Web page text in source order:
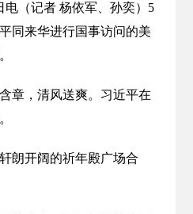
电（记者 杨依军、孙奕）5
同来华进行国事访问的美
章，清风送爽。习近平在
朗开阔的祈年殿广场合